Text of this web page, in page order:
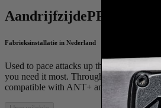
AandrijfzijdePRECISION
Fabrieksinstallatie in Nederland
Used to pace attacks up the Alpe
you need it most. Through our patented
compatible with ANT+ and Bluetooth